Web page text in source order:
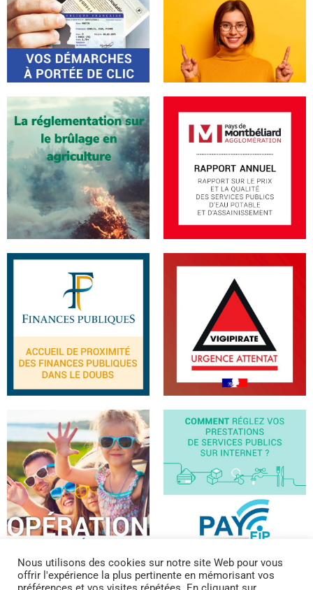
Nous utilisons des cookies sur notre site Web pour vous
offrir l'expérience la plus pertinente en mémorisant vos